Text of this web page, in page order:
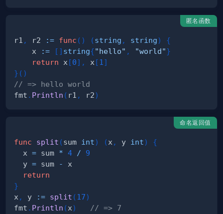
匿名函数
r1 , r2 := func ( ) (string , string)
{
    x
:= [ ] string{"hello" , "world"}
return x [0] , x [1]
} ( )
// => hello world
fmt . Println ( r1 , r2)
命名返回值
func split (sum int) (x, y int)
{
  x
= sum * 4 /
9
  y
= sum -
return
}
x, y := split (17)
fmt . Println (x)
// => 7